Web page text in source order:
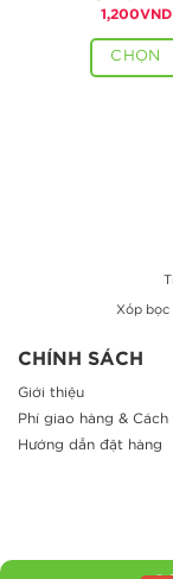
1,200VND
CHỌN
Xốp bọc
CHÍNH SÁCH
Giới thiệu
Phí giao hàng &
Hướng dẫn đặt hàng